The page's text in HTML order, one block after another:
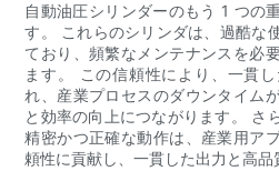
自動油圧シリンダーのもう 1 つの
す。 これらのシリンダは、過酷な
ており、頻繁なメンテナンスを必
ます。 この信頼性により、一貫
れ、産業プロセスのダウンタイム
と効率の向上につながります。 さ
精密かつ正確な動作は、産業用ア
頼性に貢献し、一貫した出力と高品